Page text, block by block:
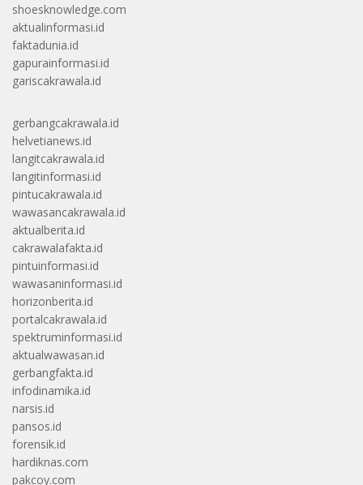
shoesknowledge.com
aktualinformasi.id
faktadunia.id
gapurainformasi.id
gariscakrawala.id
gerbangcakrawala.id
helvetianews.id
langitcakrawala.id
langitinformasi.id
pintucakrawala.id
wawasancakrawala.id
aktualberita.id
cakrawalafakta.id
pintuinformasi.id
wawasaninformasi.id
horizonberita.id
portalcakrawala.id
spektruminformasi.id
aktualwawasan.id
gerbangfakta.id
infodinamika.id
narsis.id
pansos.id
forensik.id
hardiknas.com
pakcoy.com